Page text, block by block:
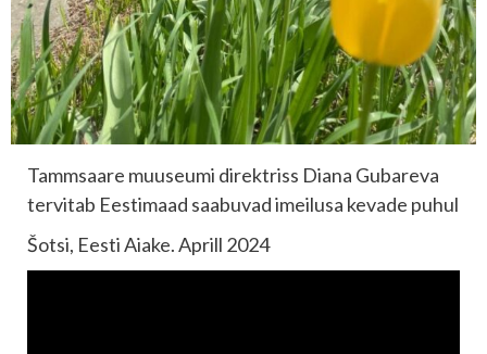
Tammsaare muuseumi direktriss Diana Gubareva
tervitab Eestimaad saabuvad imeilusa kevade puhul
Šotsi, Eesti Aiake. Aprill 2024